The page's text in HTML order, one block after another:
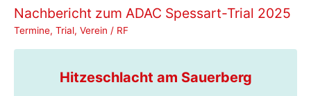
Nachbericht zum ADAC Spessart-Trial 2025
Termine, Trial, Verein / RF
Hitzeschlacht am Sauerberg